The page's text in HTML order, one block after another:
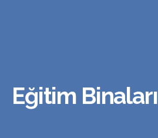
Eğitim Binaları